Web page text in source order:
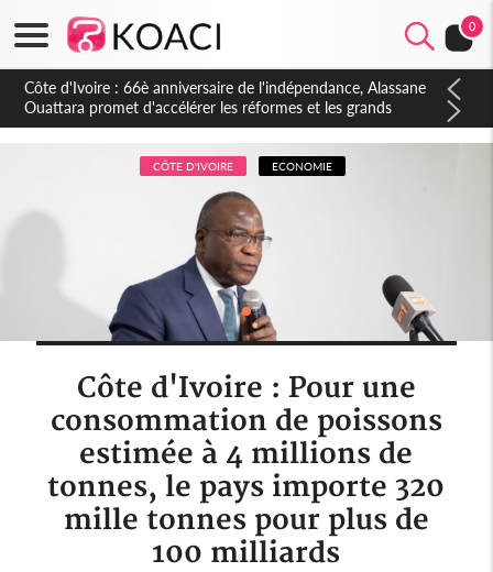
0
Côte d'Ivoire : À Abidjan, Amadou Oury Bah admire le modèle
ivoirien et veut s'en inspirer pour accélérer le développement
de la Guinée
CÔTE D'IVOIRE ECONOMIE
Côte d'Ivoire : Pour une
consommation de poissons
estimée à 4 millions de
tonnes, le pays importe 320
mille tonnes pour plus de
100 milliards